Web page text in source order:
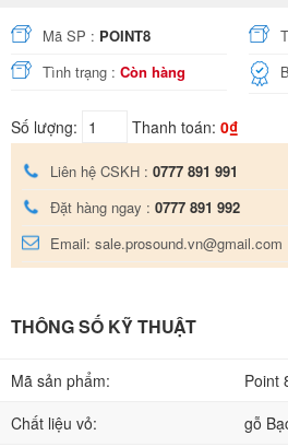
Mã SP : POINT8
Tình trạng : Còn hàng
Số lượng: Thanh toán: 0₫
Liên hệ CSKH : 0777 891 991
Đặt hàng ngay : 0777 891 992
Email: sale.prosound.vn@gmail.com
THÔNG SỐ KỸ THUẬT
Mã sản phẩm:
Point
Chất liệu vỏ:
gỗ